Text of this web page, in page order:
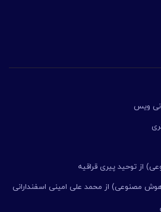
ویس
از توحید پیری قراقیه
مصنوعی) از محمد علی امینی اسفندارانی